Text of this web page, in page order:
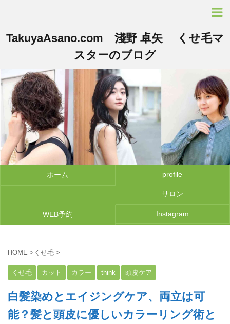
TakuyaAsano.com 淺野 卓矢 くせ毛マ
スターのブログ
ホーム profile
サロン
WEB予約 Instagram
HOME > くせ毛 >
くせ毛 カット カラー think 頭皮ケア
白髪染めとエイジングケア、両立は可
能？髪と頭皮に優しいカラーリング術と